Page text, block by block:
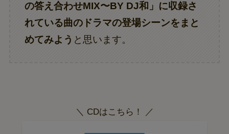
の答え合わせMIX〜BY DJ和」に収録さ
れている曲のドラマの登場シーンをまと
めてみよう と思います。
＼ CDはこちら！ ／